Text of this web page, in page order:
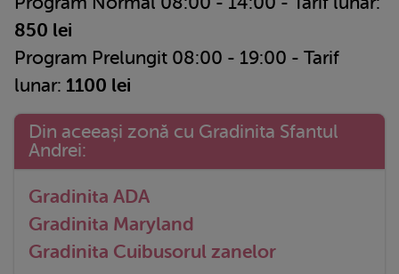
850 lei
Program Prelungit 08:00 - 19:00 - Tarif
lunar: 1100 lei
Din aceeași zonă cu Gradinita Sfantul
Andrei:
Gradinita ADA
Gradinita Maryland
Gradinita Cuibusorul zanelor